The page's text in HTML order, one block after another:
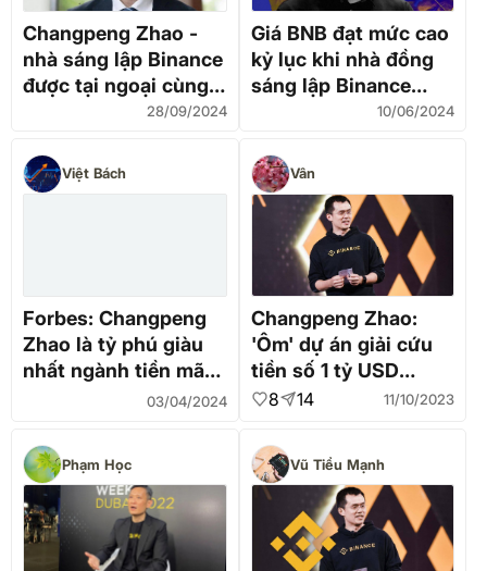
Changpeng Zhao -
nhà sáng lập Binance
được tại ngoại cùng
khối tài sản 60 tỷ28/09/2024
Giá BNB đạt mức cao
kỷ lục khi nhà đồng
sáng lập Binance
Changpeng Zhao bắt
10/06/2024
Việt Bách
Forbes: Changpeng
Zhao là tỷ phú giàu
nhất ngành tiền mã
hóa 2024, xếp thứ 50
03/04/2024
Vân
Changpeng Zhao:
'Ôm' dự án giải cứu
tiền số 1 tỷ USD
nhưng giải ngân
8 14 11/10/2023
Phạm Học Vũ Tiểu Mạnh